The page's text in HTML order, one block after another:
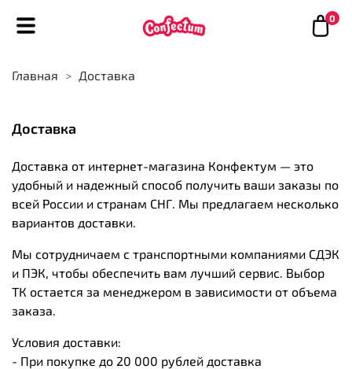
0
Главная Доставка
Доставка
Доставка от интернет-магазина Конфектум — это
удобный и надежный способ получить ваши заказы по
всей России и странам СНГ. Мы предлагаем несколько
вариантов доставки.
Мы сотрудничаем с транспортными компаниями СДЭК
и ПЭК, чтобы обеспечить вам лучший сервис. Выбор
ТК остается за менеджером в зависимости от объема
заказа.
Условия доставки:
- При покупке до 20 000 рублей доставка